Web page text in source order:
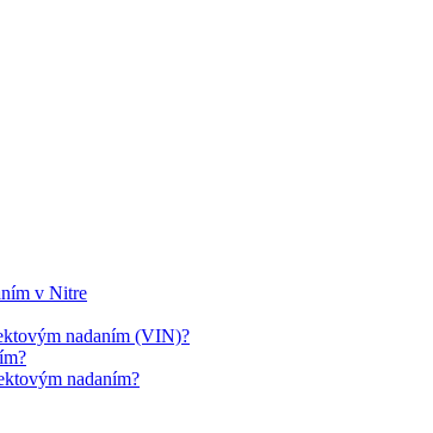
v Nitre
nadaním (VIN)?
nadaním?